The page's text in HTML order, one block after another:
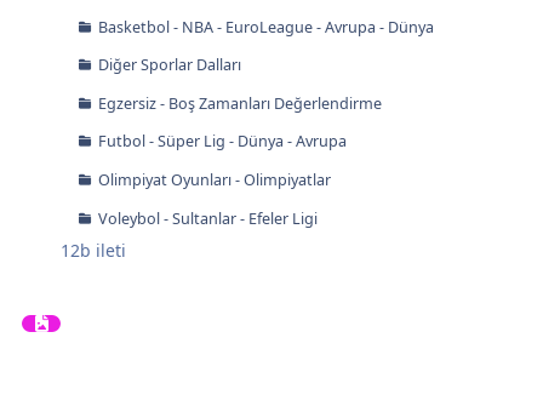
Basketbol - NBA - EuroLeague - Avrupa - Dünya
Diğer Sporlar Dalları
Egzersiz - Boş Zamanları Değerlendirme
Futbol - Süper Lig - Dünya - Avrupa
Olimpiyat Oyunları - Olimpiyatlar
Voleybol - Sultanlar - Efeler Ligi
12b ileti